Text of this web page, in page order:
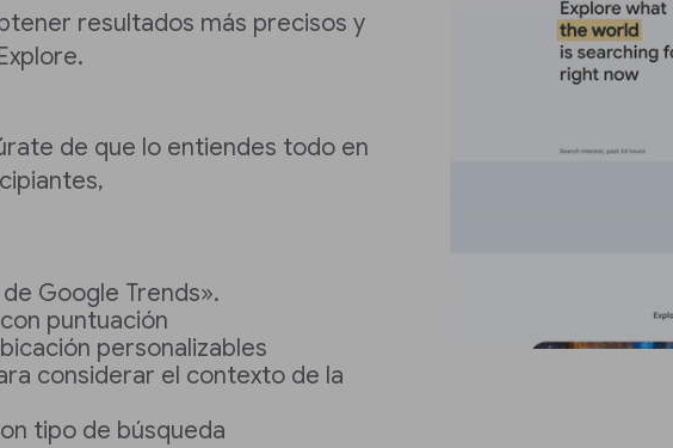
resultados más precisos y
de que lo entiendes todo en
Google Trends».
puntuación
personalizables
considerar el contexto de la
tipo de búsqueda